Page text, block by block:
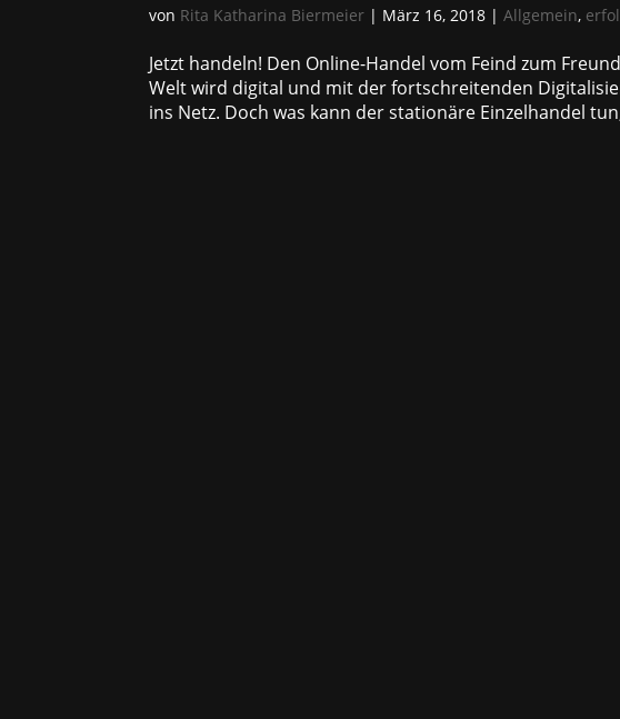
von Rita Katharina Biermeier | März 16, 2018 |Allgemein,
Jetzt handeln! Den Online-Handel vom Feind zum
Welt wird digital und mit der fortschreitenden
ins Netz. Doch was kann der stationäre Einzelhandel